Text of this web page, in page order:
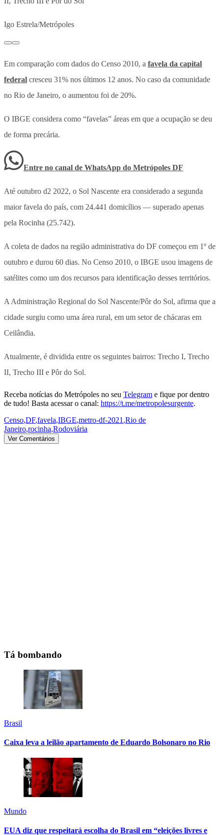
Igo Estrela/Metrópoles
Em comparação com dados do Censo 2010, a favela da capital
federal cresceu 31% nos últimos 12 anos. No caso da comunidade
no Rio de Janeiro, o aumentou foi de 20%.
O IBGE considera como “favelas” áreas em que a ocupação se deu
de forma precária.
Entre no canal de WhatsApp do Metrópoles DF
Até outubro d2 2022, o Sol Nascente era considerado a segunda
maior favela do país, com 24.441 domicílios — superado apenas
pela Rocinha (25.742).
A coleta de dados na região administrativa do DF começou em 1º de
outubro e durou 60 dias. No Censo 2010, o IBGE usou imagens de
satélites como um dos recursos para identificação desses territórios.
A Administração Regional do Sol Nascente/Pôr do Sol, afirma que a
cidade surgiu como uma área rural, em um setor de chácaras em
Ceilândia.
Atualmente, é dividida entre os seguintes bairros: Trecho I, Trecho
II, Trecho III e Pôr do Sol.
Receba notícias do Metrópoles no seu Telegram e fique por dentro
de tudo! Basta acessar o canal: https://t.me/metropolesurgente.
Censo,DF,favela,IBGE,metro-df-2021 ,Rio de
Janeiro,rocinha,Rodoviária
Ver Comentários
Tá bombando
Brasil
Caixa leva a leilão apartamento de Eduardo Bolsonaro no Rio
Mundo
EUA diz que respeitará escolha do Brasil em “eleições livres e